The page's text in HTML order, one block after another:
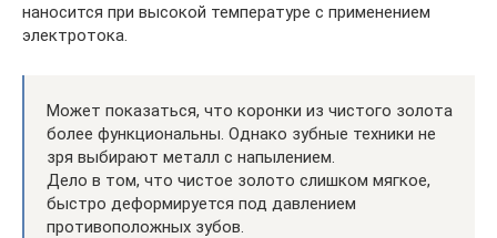
наносится при высокой температуре с применением
электротока.
Может показаться, что коронки из чистого золота
более функциональны. Однако зубные техники не
зря выбирают металл с напылением.
Дело в том, что чистое золото слишком мягкое,
быстро деформируется под давлением
противоположных зубов.